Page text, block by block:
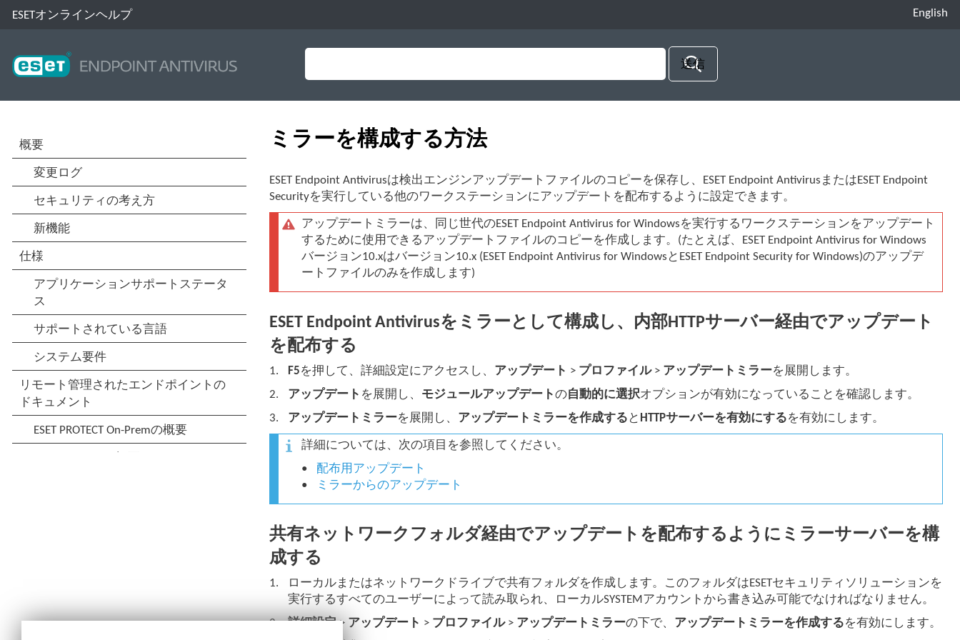
ESETオンラインヘルプ English
ミラーを構成する方法
ESET Endpoint Antivirusは検出エンジンアップデートファイルのコピーを保存し、ESET Endpoint AntivirusまたはESET Endpoint
Securityを実行している他のワークステーションにアップデートを配布するように設定できます。
アップデートミラーは、同じ世代のESET Endpoint Antivirus for Windowsを実行するワークステーションをアップデート
するために使用できるアップデートファイルのコピーを作成します。(たとえば、ESET Endpoint Antivirus for Windows
バージョン10.xはバージョン10.x (ESET Endpoint Antivirus for WindowsとESET Endpoint Security for Windows)のアップデ
ートファイルのみを作成します)
ESET Endpoint Antivirusをミラーとして構成し、内部HTTPサーバー経由でアップデート
を配布する
F5を押して、詳細設定にアクセスし、 アップデート > プロファイル> アップデートミラーを展開します。
アップデート を展開し、 モジュールアップデートの 自動的に選択オプションが有効になっていることを確認します。
アップデートミラーを展開し、 アップデートミラーを作成する と HTTPサーバーを有効にするを有効にします。
詳細については、次の項目を参照してください。
配布用アップデート
ミラーからのアップデート
共有ネットワークフォルダ経由でアップデートを配布するようにミラーサーバーを構
成する
ローカルまたはネットワークドライブで共有フォルダを作成します。このフォルダはESETセキュリティソリューションを
実行するすべてのユーザーによって読み取られ、ローカルSYSTEMアカウントから書き込み可能でなければなりません。
詳細設定> アップデート > プロファイル> アップデートミラーの下で、 アップデートミラーを作成するを有効にします。